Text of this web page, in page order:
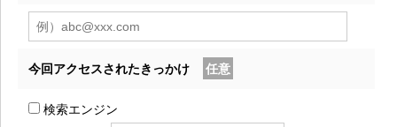
今回アクセスされたきっかけ 任意
検索エンジン